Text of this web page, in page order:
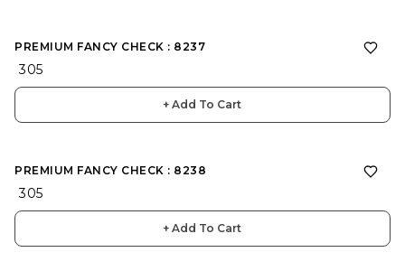
PREMIUM FANCY CHECK : 8237
₹ 305
+ Add To Cart
PREMIUM FANCY CHECK : 8238
₹ 305
+ Add To Cart